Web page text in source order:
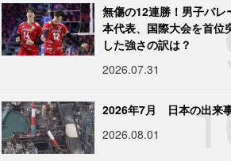
無傷の12連勝！男子バレ
本代表、国際大会を首位
した強さの訳は？
2026.07.31
2026年7月 日本の出来
2026.08.01